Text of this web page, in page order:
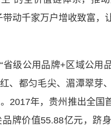
动千家万户增收致富，
公用品牌+区域公用
、都匀毛尖、湄潭翠芽
2017年，贵州推出全国
牌价值55.88亿元，跻